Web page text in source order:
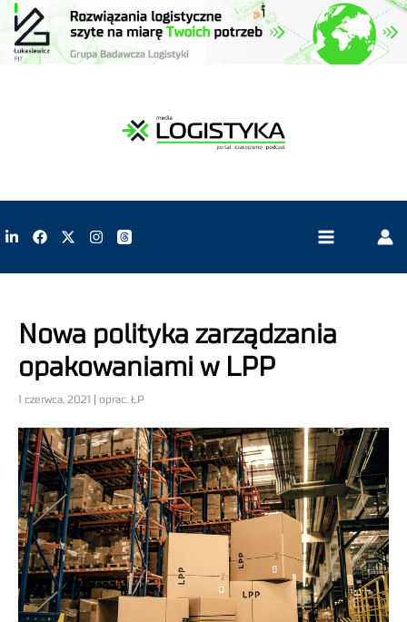
Nowa polityka zarządzania
opakowaniami w LPP
1 czerwca, 2021 | oprac. ŁP